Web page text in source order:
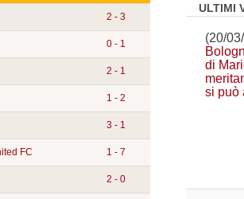
2 - 3
0 - 1
2 - 1
1 - 2
3 - 1
FC 1 - 7
2 - 0
ULTIMI
(20/
di
si può